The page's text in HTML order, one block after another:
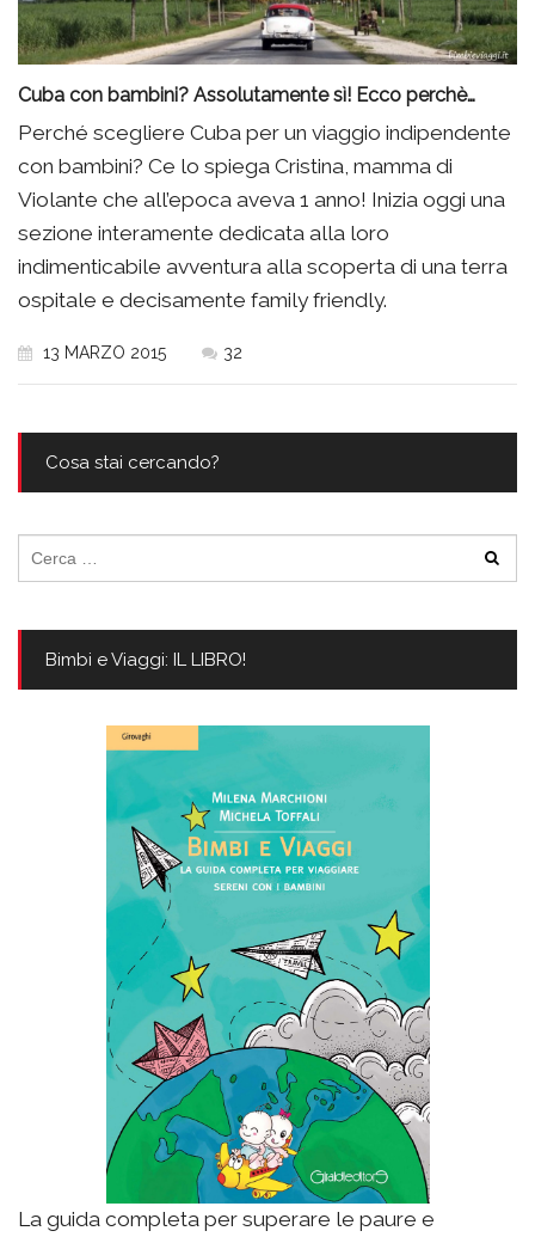
Cuba con bambini? Assolutamente sì! Ecco perchè…
Perché scegliere Cuba per un viaggio indipendente
con bambini? Ce lo spiega Cristina, mamma di
Violante che all’epoca aveva 1 anno! Inizia oggi una
sezione interamente dedicata alla loro
indimenticabile avventura alla scoperta di una terra
ospitale e decisamente family friendly.
13 MARZO 2015 32
Cosa stai cercando?
per:
Bimbi e Viaggi: IL LIBRO!
La guida completa per superare le paure e